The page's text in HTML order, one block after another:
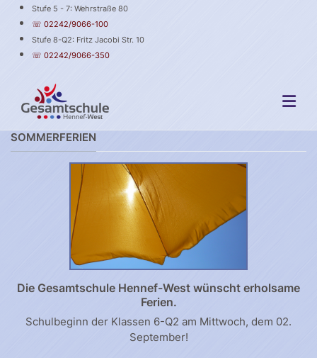
Stufe 5 - 7: Wehrstraße 80
☏ 02242/9066-100
Stufe 8-Q2: Fritz Jacobi Str. 10
☏ 02242/9066-350
SOMMERFERIEN
Die Gesamtschule Hennef-West wünscht erholsame
Ferien.
Schulbeginn der Klassen 6-Q2 am Mittwoch, dem 02.
September!